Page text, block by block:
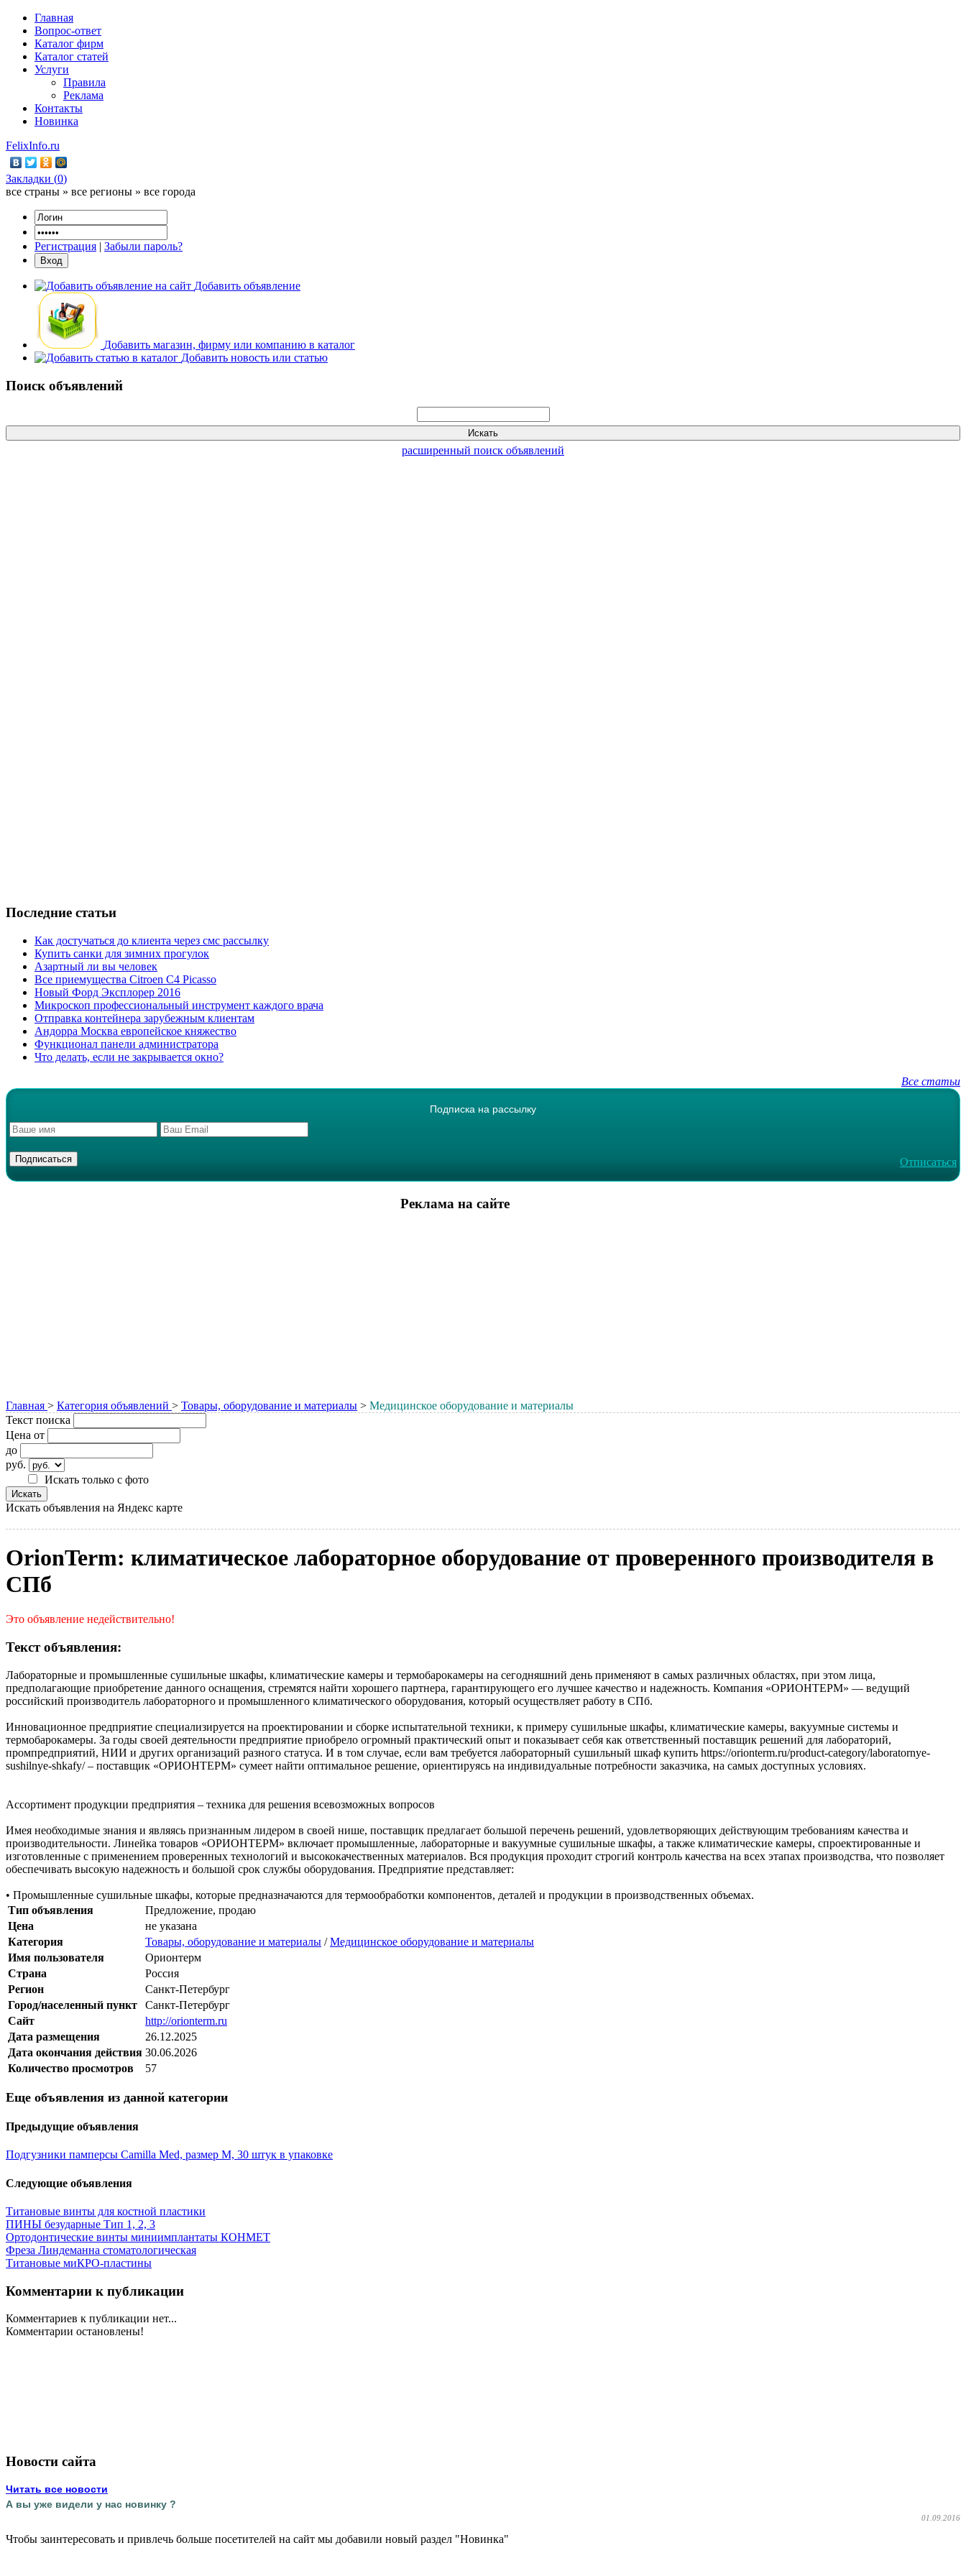
Главная
Вопрос-ответ
Каталог фирм
Каталог статей
Услуги
Правила
Реклама
Контакты
Новинка
FelixInfo.ru
Закладки (0)
все страны » все регионы » все города
Регистрация | Забыли пароль?
Добавить объявление
Добавить магазин, фирму или компанию в каталог
Добавить новость или статью
Поиск объявлений
расширенный поиск объявлений
Последние статьи
Как достучаться до клиента через смс рассылку
Купить санки для зимних прогулок
Азартный ли вы человек
Все приемущества Сitroen C4 Picasso
Новый Форд Эксплорер 2016
Микроскоп профессиональный инструмент каждого врача
Отправка контейнера зарубежным клиентам
Андорра Москва европейское княжество
Функционал панели администратора
Что делать, если не закрывается окно?
Все статьи
Подписка на рассылку
Отписаться
Реклама на сайте
Главная > Категория объявлений > Товары, оборудование и материалы > Медицинское оборудование и материалы
Текст поиска
Цена от
до
руб.
Искать только с фото
Искать объявления на Яндекс карте
OrionTerm: климатическое лабораторное оборудование от проверенного производителя в
СПб
Это объявление недействительно!
Текст объявления:
Лабораторные и промышленные сушильные шкафы, климатические камеры и термобарокамеры на сегодняшний день применяют в самых различныx областях, при этом лица,
предполагающие приобретение данного оснащения, стремятся найти хорошего партнера, гарантирующего его лучшее качество и надежность. Компания «ОРИОНТЕРМ» — ведущий
российский производитель лабораторного и промышленного климатического оборудования, который осуществляет работу в СПб.
Инновационное предприятие специализируется на проектировании и сборке испытательной техники, к примеру сушильные шкафы, климатические камеры, вакуумные системы и
термобарокамеры. За годы своей деятельности предприятие приобрело огромный практический опыт и показывает себя как ответственный поставщик решений для лабораторий,
промпредприятий, НИИ и других организаций разного статуса. И в том случае, если вам требуется лабораторный сушильный шкаф купить https://orionterm.ru/product-category/laboratornye-
sushilnye-shkafy/ – поставщик «ОРИОНТЕРМ» сумеет найти оптимальное решение, ориентируясь на индивидуальные потребности заказчика, на самых доступных условиях.
Ассортимент продукции предприятия – техника для решения всевозможных вопросов
Имея необходимые знания и являясь признанным лидером в своей нише, поставщик предлагает большой перечень решений, удовлетворяющих действующим требованиям качества и
производительности. Линейка товаров «ОРИОНТЕРМ» включает промышленные, лабораторные и вакуумные сушильные шкафы, а также климатические камеры, спроектированные и
изготовленные с применением проверенных технологий и высококачественных материалов. Вся продукция проходит строгий контроль качества на всех этапах производства, что позволяет
обеспечивать высокую надежность и большой срок службы оборудования. Предприятие представляет:
• Промышленные сушильные шкафы, которые предназначаются для термообработки компонентов, деталей и продукции в производственных объемах.
Тип объявления
Предложение, продаю
Цена
не указана
Категория
Товары, оборудование и материалы /Медицинское оборудование и материалы
Имя пользователя
Орионтерм
Страна
Россия
Регион
Санкт-Петербург
Город/населенный пункт
Санкт-Петербург
Сайт
http://orionterm.ru
Дата размещения
26.12.2025
Дата окончания действия 30.06.2026
Количество просмотров
57
Еще объявления из данной категории
Предыдущие объявления
Подгузники памперсы Camilla Med, размер М, 30 штук в упаковке
Следующие объявления
Титановые винты для костной пластики
ПИНЫ безударные Тип 1, 2, 3
Ортодонтические винты миниимплантаты КОНМЕТ
Фреза Линдеманна стоматологическая
Титановые миКРО-пластины
Комментарии к публикации
Комментариев к публикации нет...
Комментарии остановлены!
Новости сайта
Читать все новости
А вы уже видели у нас новинку ?
01.09.2016
Чтобы заинтересовать и привлечь больше посетителей на сайт мы добавили новый раздел "Новинка"